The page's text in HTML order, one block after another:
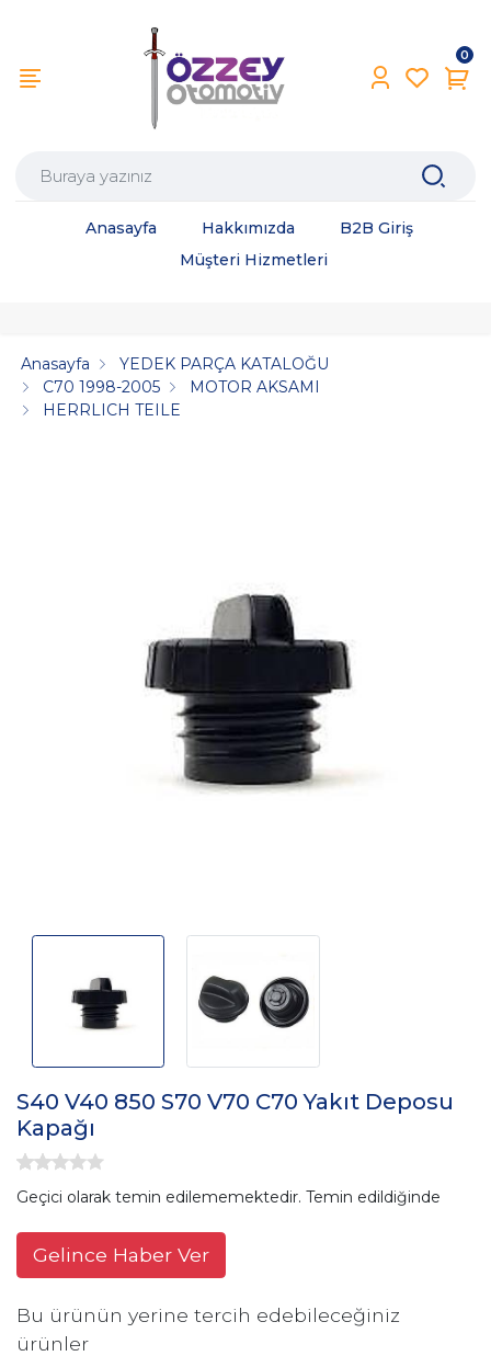
0
Anasayfa Hakkımızda
B2B Giriş
Müşteri Hizmetleri
Anasayfa
YEDEK PARÇA KATALOĞU
C70 1998-2005
MOTOR AKSAMI
HERRLICH TEILE
S40 V40 850 S70 V70 C70 Yakıt Deposu
Kapağı
Geçici olarak temin edilememektedir. Temin edildiğinde
Gelince Haber Ver
Bu ürünün yerine tercih edebileceğiniz
ürünler